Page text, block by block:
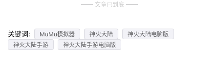
文章已到底
关键词: MuMu模拟器 神火大陆
神火大陆电脑版
神火大陆手游
神火大陆手游电脑版